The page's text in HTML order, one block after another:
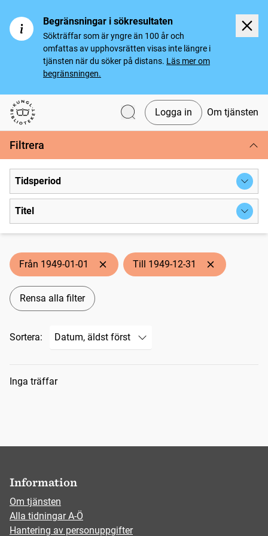
Begränsningar i sökresultaten
Sökträffar som är yngre än 100 år och
omfattas av upphovsrätten visas inte längre i
tjänsten när du söker på distans. Läs mer om
begränsningen.
Svenska tidningar
Logga in Om tjänsten
Filtrera
Tidsperiod
Titel
Från 1949-01-01 Till 1949-12-31
Rensa alla filter
Sortera:
Sökresultat
Inga träffar
Information
Om tjänsten
Alla tidningar A-Ö
Hantering av personuppgifter